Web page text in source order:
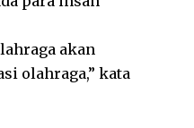
akan
olahraga,” kata